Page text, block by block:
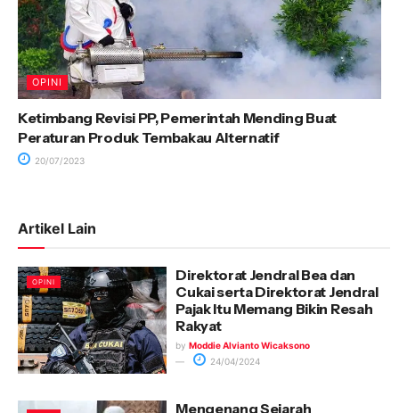
OPINI
Ketimbang Revisi PP, Pemerintah Mending Buat
Peraturan Produk Tembakau Alternatif
20/07/2023
Artikel Lain
OPINI
Direktorat Jendral Bea dan
Cukai serta Direktorat Jendral
Pajak Itu Memang Bikin Resah
Rakyat
by Moddie Alvianto Wicaksono
24/04/2024
Mengenang Sejarah